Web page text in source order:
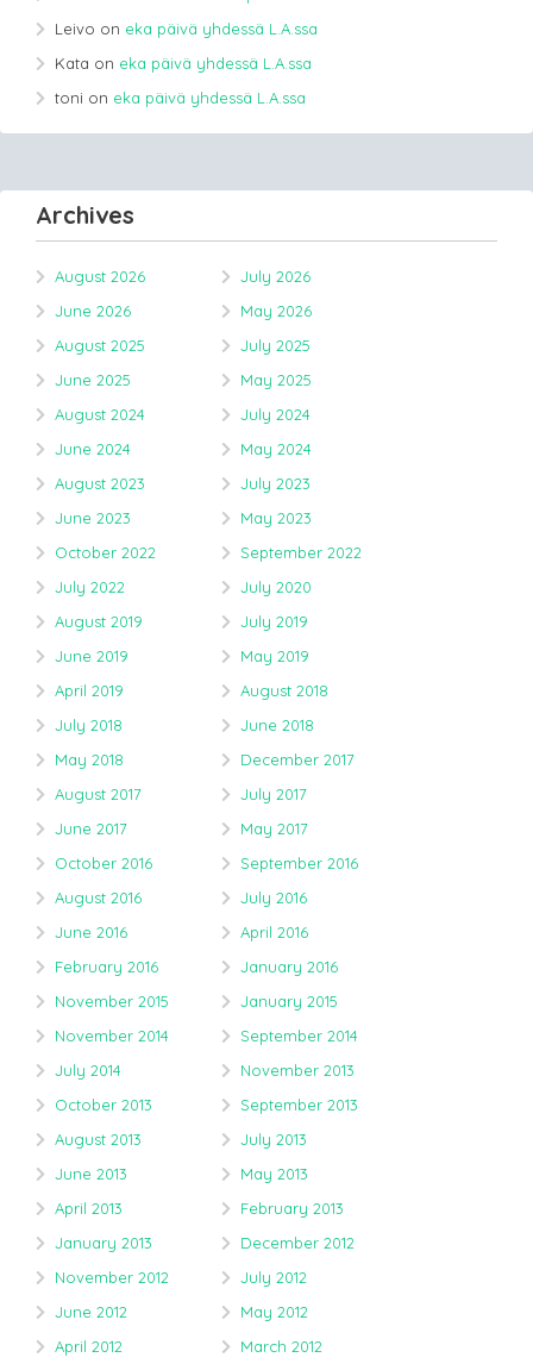
Leivo on eka päivä yhdessä L.A.ssa
Kata on eka päivä yhdessä L.A.ssa
toni on eka päivä yhdessä L.A.ssa
Archives
August 2026
July 2026
June 2026
May 2026
August 2025
July 2025
June 2025
May 2025
August 2024
July 2024
June 2024
May 2024
August 2023
July 2023
June 2023
May 2023
October 2022
September 2022
July 2022
July 2020
August 2019
July 2019
June 2019
May 2019
April 2019
August 2018
July 2018
June 2018
May 2018
December 2017
August 2017
July 2017
June 2017
May 2017
October 2016
September 2016
August 2016
July 2016
June 2016
April 2016
February 2016
January 2016
November 2015
January 2015
November 2014
September 2014
July 2014
November 2013
October 2013
September 2013
August 2013
July 2013
June 2013
May 2013
April 2013
February 2013
January 2013
December 2012
November 2012
July 2012
June 2012
May 2012
April 2012
March 2012